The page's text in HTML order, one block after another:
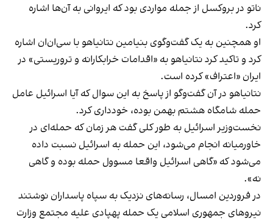
ناتو در بروکسل از جمله مواردی بود که ایروانی به آن‌ها اشاره
کرد.
او همچنین به یک گفت‌وگوی بنیامین نتانیاهو با سی‌ان‌ان اشاره
کرد و تاکید کرد نتانیاهو به «اقدامات خرابکارانه و تروریستی» در
ایران «اعتراف» کرده است.
نتانیاهو در آن گفت‌وگو از پاسخ به این سوال که آیا اسرائیل عامل
حمله شامگاه هشتم بهمن بوده، خودداری کرد.
نخست‌وزیر اسرائیل به طور کلی گفت هر زمان که حمله‌‌ای در
خاورمیانه انجام می‌شود، این حمله به اسرائیل نسبت داده
می‌شود که «گاهی اسرائیل واقعا مسوول حمله بوده و گاهی
نه».
در فروردین امسال، رسانه‌های نزدیک به سپاه پاسداران نوشتند
نیروهای جمهوری اسلامی یک حمله پهپادی علیه مجتمع وزارت